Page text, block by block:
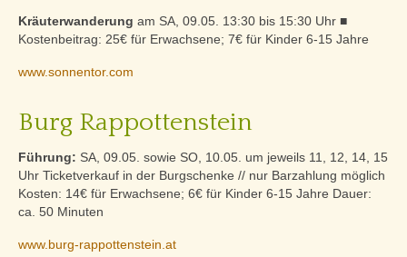
Kräuterwanderung am SA, 09.05. 13:30 bis 15:30 Uhr ■
Kostenbeitrag: 25€ für Erwachsene; 7€ für Kinder 6-15 Jahre
www.sonnentor.com
Burg Rappottenstein
Führung: SA, 09.05. sowie SO, 10.05. um jeweils 11, 12, 14, 15
Uhr Ticketverkauf in der Burgschenke // nur Barzahlung möglich
Kosten: 14€ für Erwachsene; 6€ für Kinder 6-15 Jahre Dauer:
ca. 50 Minuten
www.burg-rappottenstein.at